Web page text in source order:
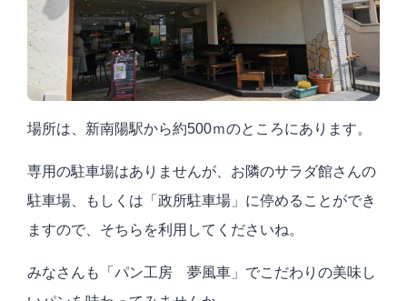
場所は、新南陽駅から約500ｍのところにあります。
専用の駐車場はありませんが、お隣のサラダ館さんの
駐車場、もしくは「政所駐車場」に停めることができ
ますので、そちらを利用してくださいね。
みなさんも「パン工房 夢風車」でこだわりの美味し